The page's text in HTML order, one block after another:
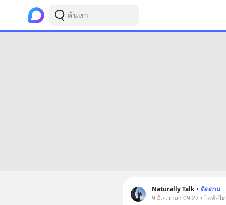
Naturally Talk • ติดตาม
9 มิ.ย. เวลา 09:27 • ไลฟ์สไ